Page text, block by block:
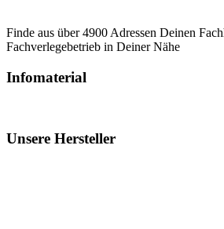
Finde aus über 4900 Adressen Deinen
Fachverlegebetrieb in Deiner Nähe
Infomaterial
Unsere Hersteller